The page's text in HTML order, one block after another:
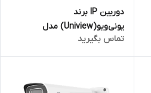
دوربین IP برند
یونی‌ویو(Uniview) مدل
مگاپیکسل
تماس بگیرید